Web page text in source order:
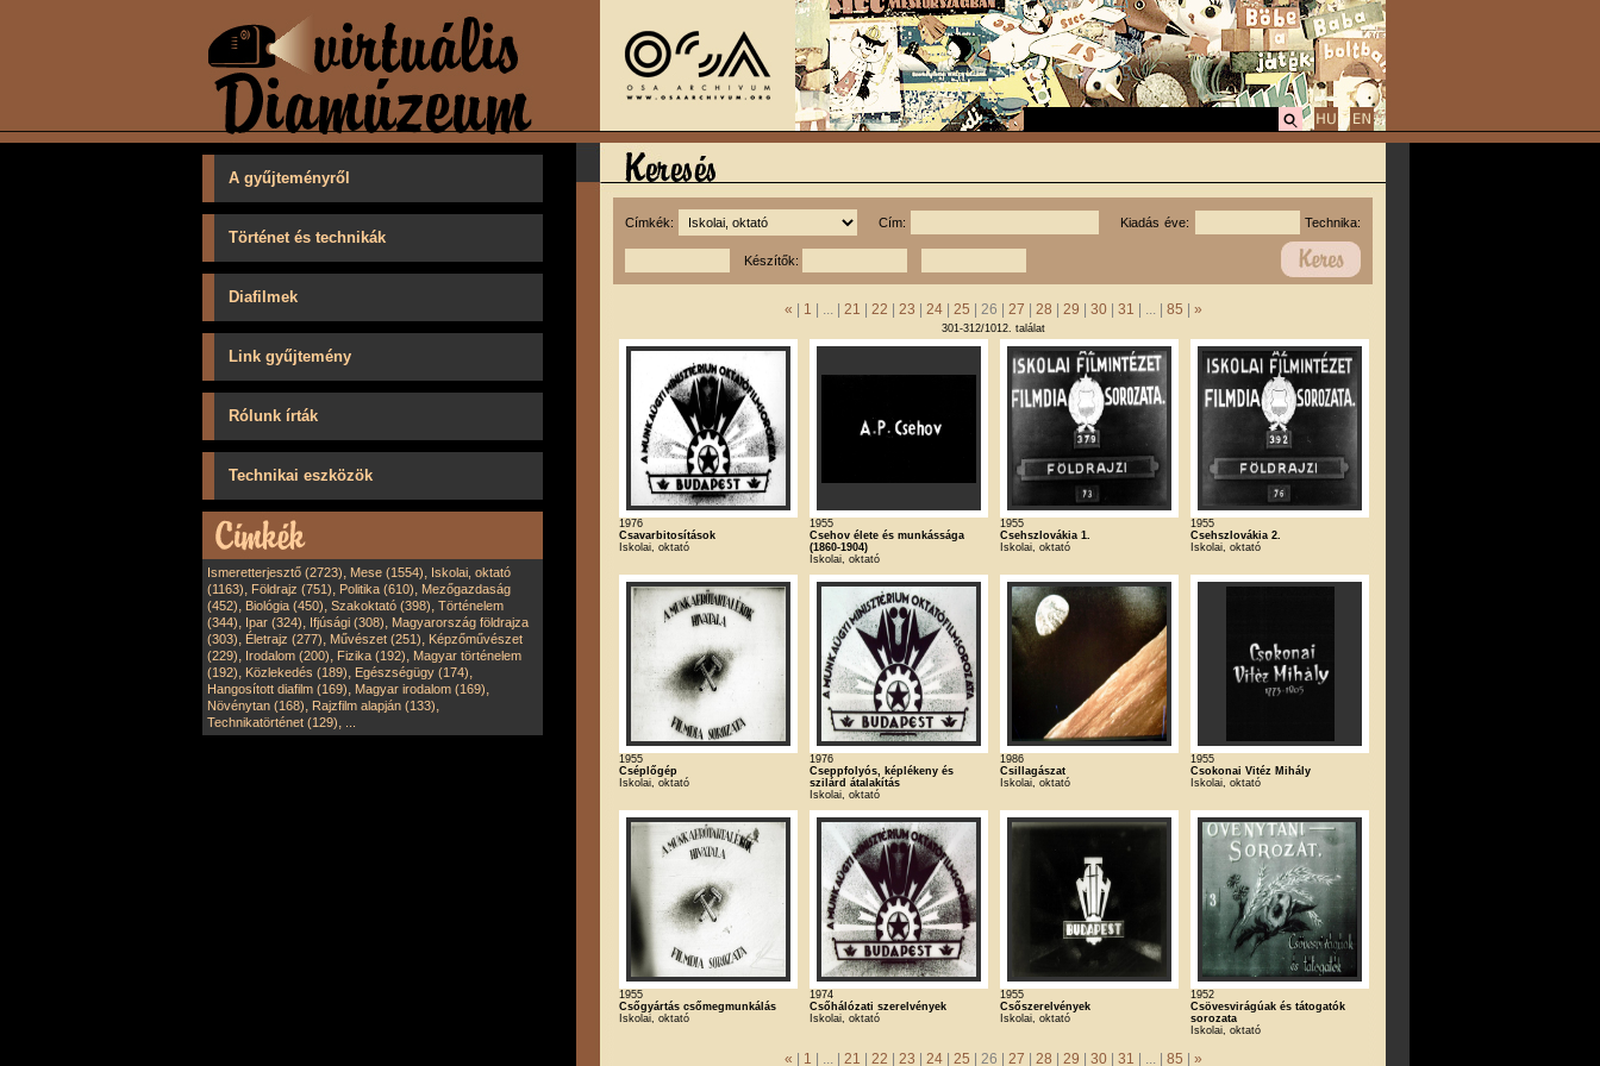
A gyűjteményről
Történet és technikák
Diafilmek
Link gyűjtemény
Rólunk írták
Technikai eszközök
Ismeretterjesztő (2723), Mese (1554), Iskolai, oktató
(1163), Földrajz (751), Politika (610), Mezőgazdaság
(452), Biológia (450), Szakoktató (398), Történelem
(344), Ipar (324), Ifjúsági (308), Magyarország földrajza
(303), Életrajz (277), Művészet (251), Képzőművészet
(229), Irodalom (200), Fizika (192), Magyar történelem
(192), Közlekedés (189), Egészségügy (174),
Hangosított diafilm (169), Magyar irodalom (169),
Növénytan (168), Rajzfilm alapján (133),
Technikatörténet (129),
Címkék: Cím: Kiadás éve: Technika:
Készítők:
« | 1 | ... | 21 | 22 | 23 | 24| 25 | 26 | 27 | 28 | 29 | 30| 31 | ... | 85 | »
301-312/1012. találat
1976
Csavarbitosítások
Iskolai, oktató
1955
Csehov élete és munkássága
(1860-1904)
Iskolai, oktató
1955
Csehszlovákia 1.
Iskolai, oktató
1955
Csehszlovákia 2.
Iskolai, oktató
1955
Cséplőgép
Iskolai, oktató
1976
Cseppfolyós, képlékeny és
szilárd átalakítás
Iskolai, oktató
1986
Csillagászat
Iskolai, oktató
1955
Csokonai Vitéz Mihály
Iskolai, oktató
1955
Csőgyártás csőmegmunkálás
Iskolai, oktató
1974
Csőhálózati szerelvények
Iskolai, oktató
1955
Csőszerelvények
Iskolai, oktató
1952
Csövesvirágúak és tátogatók
sorozata
Iskolai, oktató
« | 1 | ... | 21 | 22 | 23 | 24| 25 | 26 | 27 | 28 | 29 | 30| 31 | ... | 85 | »